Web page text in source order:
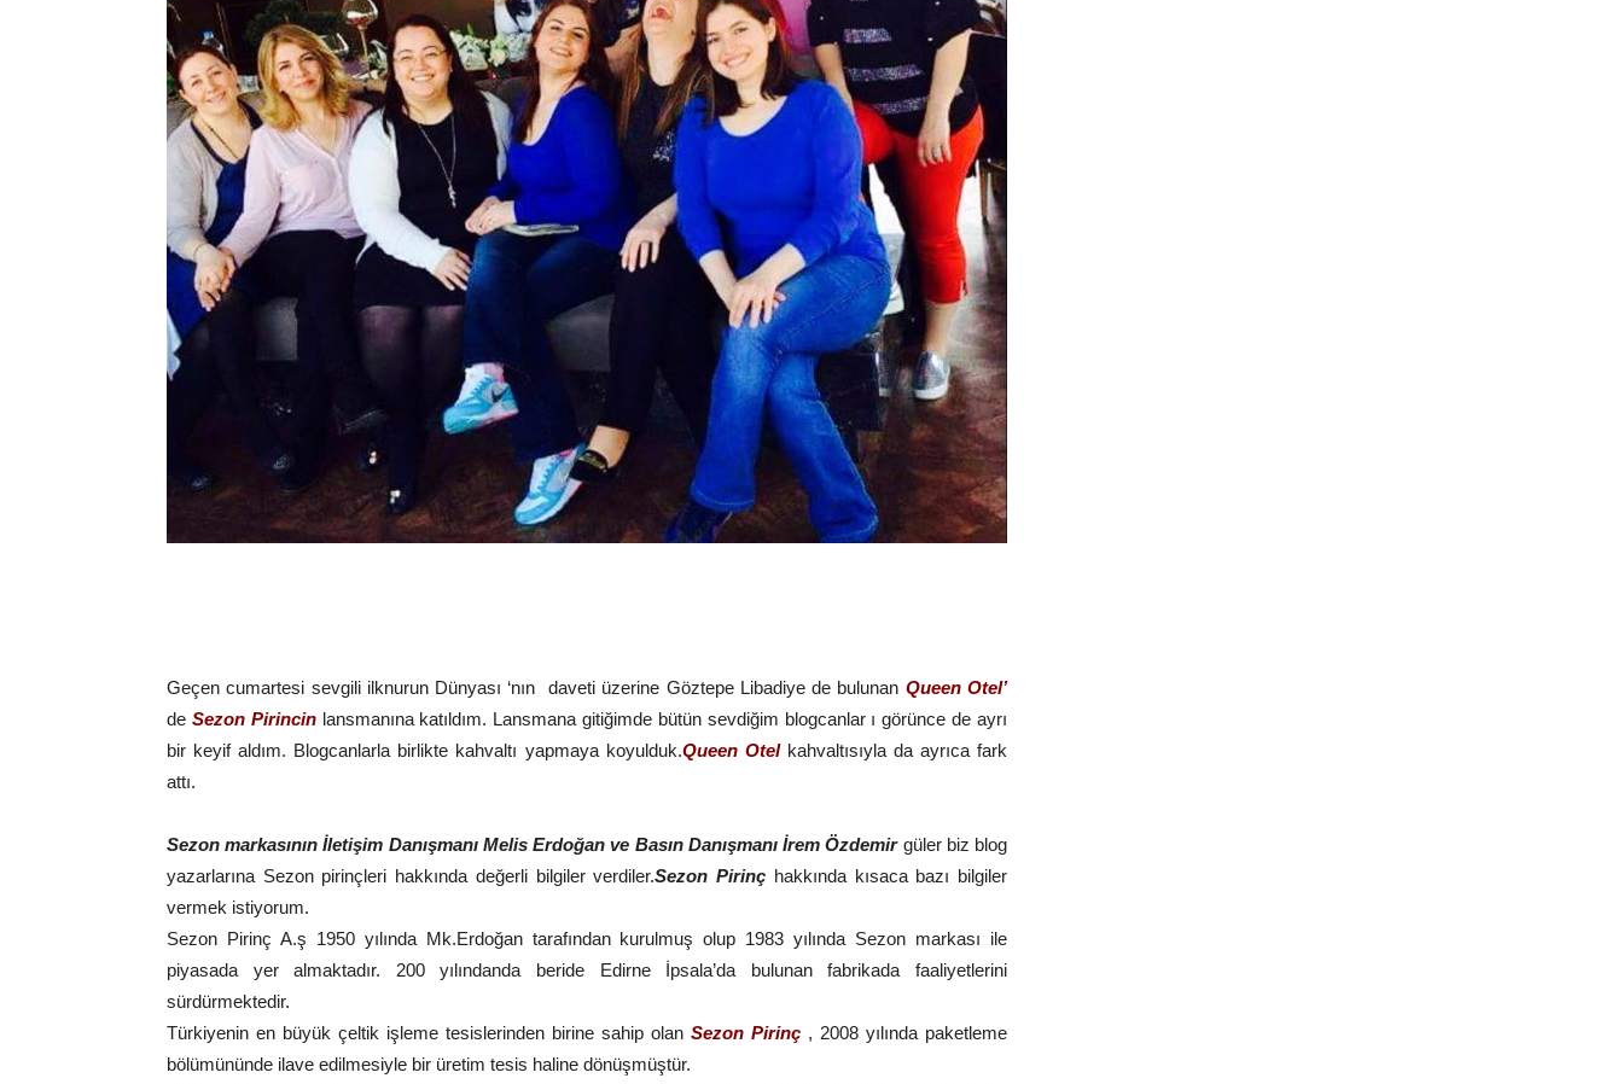
Geçen cumartesi sevgili ilknurun Dünyası ‘nın daveti üzerine Göztepe Libadiye de bulunan Queen Otel’
de Sezon Pirincinlansmanına katıldım. Lansmana gitiğimde bütün sevdiğim blogcanlar ı görünce de ayrı
bir keyif aldım. Blogcanlarla birlikte kahvaltı yapmaya koyulduk.Queen Otelkahvaltısıyla da ayrıca fark
attı.
Sezon markasının İletişim Danışmanı Melis Erdoğan ve Basın Danışmanı İrem Özdemirgüler biz blog
yazarlarına Sezon pirinçleri hakkında değerli bilgiler verdiler.Sezon Pirinç hakkında kısaca bazı bilgiler
vermek istiyorum.
Sezon Pirinç A.ş 1950 yılında Mk.Erdoğan tarafından kurulmuş olup 1983 yılında Sezon markası ile
piyasada yer almaktadır. 200 yılındanda beride Edirne İpsala’da bulunan fabrikada faaliyetlerini
sürdürmektedir.
Türkiyenin en büyük çeltik işleme tesislerinden birine sahip olan Sezon Pirinç , 2008 yılında paketleme
bölümününde ilave edilmesiyle bir üretim tesis haline dönüşmüştür.